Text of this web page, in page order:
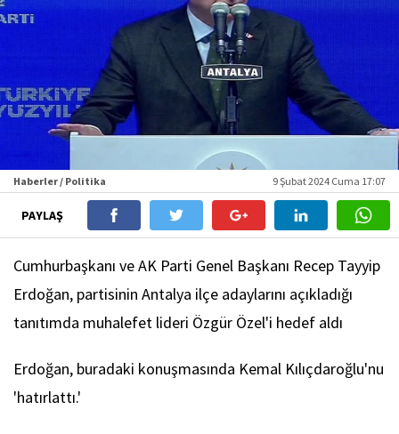
Haberler / Politika 9 Şubat 2024 Cuma 17:07
PAYLAŞ
Cumhurbaşkanı ve AK Parti Genel Başkanı Recep Tayyip
Erdoğan, partisinin Antalya ilçe adaylarını açıkladığı
tanıtımda muhalefet lideri Özgür Özel'i hedef aldı
Erdoğan, buradaki konuşmasında Kemal Kılıçdaroğlu'nu
'hatırlattı.'